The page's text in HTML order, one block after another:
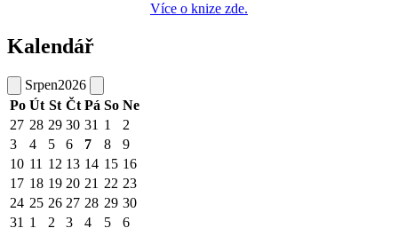
Více o knize zde.
Kalendář
Srpen2026
Po Út St Čt Pá So Ne
27 28 29 30 31 1
2
3
4 5 6 7 8
9
10 11 12 13 14 15 16
17 18 19 20 21 22 23
24 25 26 27 28 29 30
31 1 2 3 4 5 6